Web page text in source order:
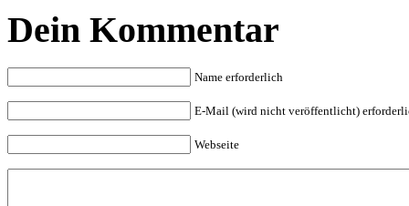
Dein Kommentar
Name erforderlich
E-Mail (wird nicht veröffentlicht)
Webseite